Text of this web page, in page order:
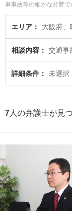
車事故等の細かな分野
務所の木村 栄作弁護士
事務所の大永 祐希弁護
検索したい』『初回相
相談予約したい』など
エリア 大阪府、
相談内容 交通事
詳細条件 未選択
7 人の弁護士が見